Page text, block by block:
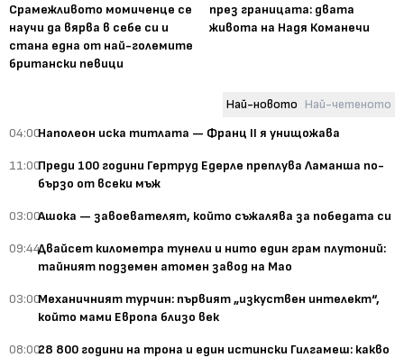
Срамежливото момиченце се
научи да вярва в себе си и
стана една от най-големите
британски певици
през границата: двата
живота на Надя Команечи
Най-новото Най-четеното
04:00Наполеон иска титлата — Франц II я унищожава
11:00Преди 100 години Гертруд Едерле преплува Ламанша по-
бързо от всеки мъж
03:00Ашока — завоевателят, който съжалява за победата си
09:44Двайсет километра тунели и нито един грам плутоний:
тайният подземен атомен завод на Мао
03:00Механичният турчин: първият „изкуствен интелект“,
който мами Европа близо век
08:0028 800 години на трона и един истински Гилгамеш: какво